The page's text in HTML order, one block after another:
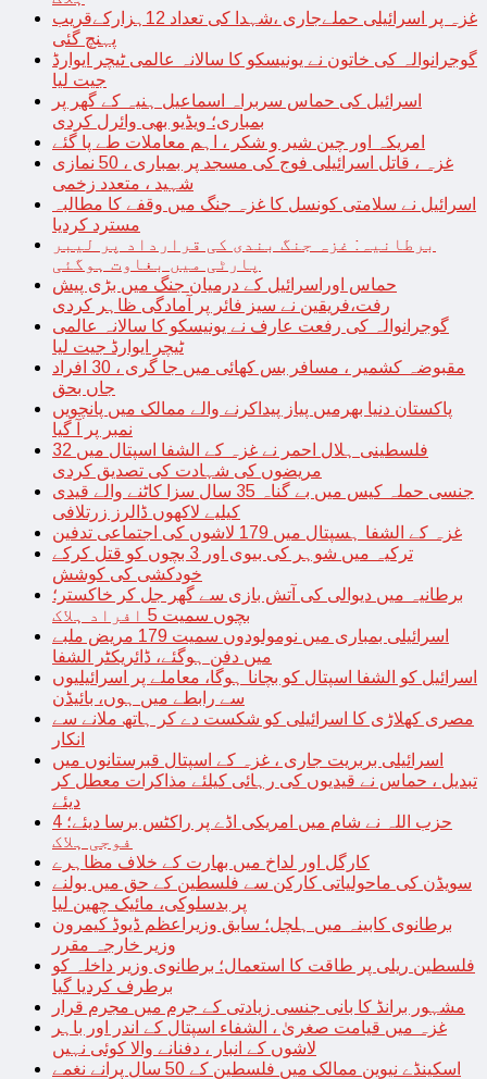
غزہ پر اسرائیلی حملےجاری ،شہدا کی تعداد 12ہزارکےقریب
پہنچ گئی
گوجرانوالہ کی خاتون نے یونیسکو کا سالانہ عالمی ٹیچر ایوارڈ
جیت لیا
اسرائیل کی حماس سربراہ اسماعیل ہنیہ کے گھر پر
بمباری؛ ویڈیو بھی وائرل کردی
امریکہ اور چین شیر و شکر ، اہم معاملات طے پا گئے
غزہ ، قاتل اسرائیلی فوج کی مسجد پر بمباری ، 50 نمازی
شہید ، متعدد زخمی
اسرائیل نے سلامتی کونسل کا غزہ جنگ میں وقفے کا مطالبہ
مسترد کردیا
برطانیہ: غزہ جنگ بندی کی قرارداد پر لیبر
پارٹی میں بغاوت ہوگئی
حماس اوراسرائیل کے درمیان جنگ میں بڑی پیش
رفت،فریقین نے سیز فائر پر آمادگی ظاہر کردی
گوجرانوالہ کی رفعت عارف نے یونیسکو کا سالانہ عالمی
ٹیچر ایوارڈ جیت لیا
مقبوضہ کشمیر ، مسافر بس کھائی میں جا گری ، 30 افراد
جاں بحق
پاکستان دنیا بھرمیں پیاز پیداکرنے والے ممالک میں پانچویں
نمبر پر آ گیا
فلسطینی ہلال احمر نے غزہ کے الشفا اسپتال میں 32
مریضوں کی شہادت کی تصدیق کردی
جنسی حملہ کیس میں بے گناہ 35 سال سزا کاٹنے والے قیدی
کیلیے لاکھوں ڈالرز زرتلافی
غزہ کے الشفا ہسپتال میں 179 لاشوں کی اجتماعی تدفین
ترکیہ میں شوہر کی بیوی اور 3 بچوں کو قتل کرکے
خودکشی کی کوشش
برطانیہ میں دیوالی کی آتش بازی سے گھر جل کر خاکستر؛
بچوں سمیت 5 افراد ہلاک
اسرائیلی بمباری میں نومولودوں سمیت 179 مریض ملبے
میں دفن ہوگئے، ڈائریکٹر الشفا
اسرائیل کو الشفا اسپتال کو بچانا ہوگا، معاملے پر اسرائیلیوں
سے رابطے میں ہوں، بائیڈن
مصری کھلاڑی کا اسرائیلی کو شکست دے کر ہاتھ ملانے سے
انکار
اسرائیلی بربریت جاری ، غزہ کے اسپتال قبرستانوں میں
تبدیل ، حماس نے قیدیوں کی رہائی کیلئے مذاکرات معطل کر
دیئے
حزب اللہ نے شام میں امریکی اڈے پر راکٹس برسا دیئے؛ 4
فوجی ہلاک
کارگل اور لداخ میں بھارت کے خلاف مظاہرے
سویڈن کی ماحولیاتی کارکن سے فلسطین کے حق میں بولنے
پر بدسلوکی، مائیک چھین لیا
برطانوی کابینہ میں ہلچل؛ سابق وزیراعظم ڈیوڈ کیمرون
وزیر خارجہ مقرر
فلسطین ریلی پر طاقت کا استعمال؛ برطانوی وزیر داخلہ کو
برطرف کردیا گیا
مشہور برانڈ کا بانی جنسی زیادتی کے جرم میں مجرم قرار
غزہ میں قیامت صغریٰ ، الشفاء اسپتال کے اندر اور باہر
لاشوں کے انبار ، دفنانے والا کوئی نہیں
اسکینڈے نیوین ممالک میں فلسطین کے 50 سال پرانے نغمے